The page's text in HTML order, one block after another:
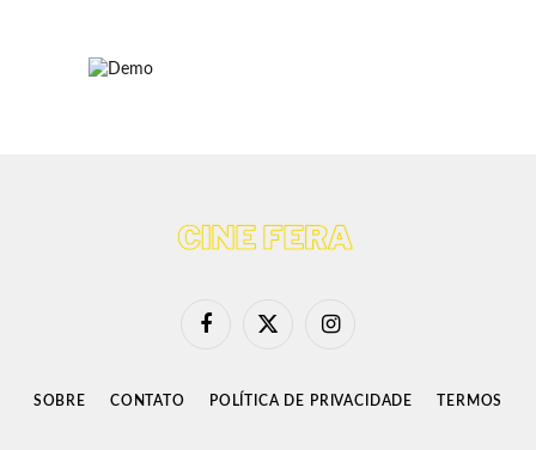
FacebookX
Instagram
SOBRE CONTATO POLÍTICA DE PRIVACIDADE TERMOS